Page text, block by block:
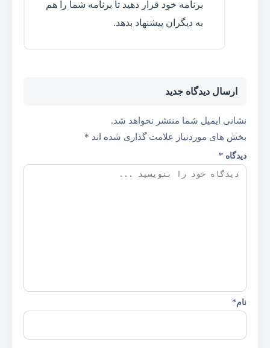
برنامه خود قرار دهید تا برنامه شما را هم
به دیگران پیشنهاد بدهد.
ارسال دیدگاه جدید
نشانی ایمیل شما منتشر نخواهد شد.
بخش های موردنیاز علامت گذاری شده اند *
دیدگاه *
نام*